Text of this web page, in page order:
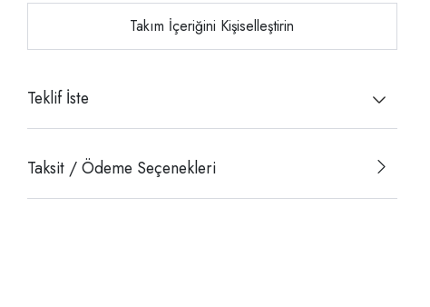
Takım İçeriğini Kişiselleştirin
Teklif İste
Taksit / Ödeme Seçenekleri